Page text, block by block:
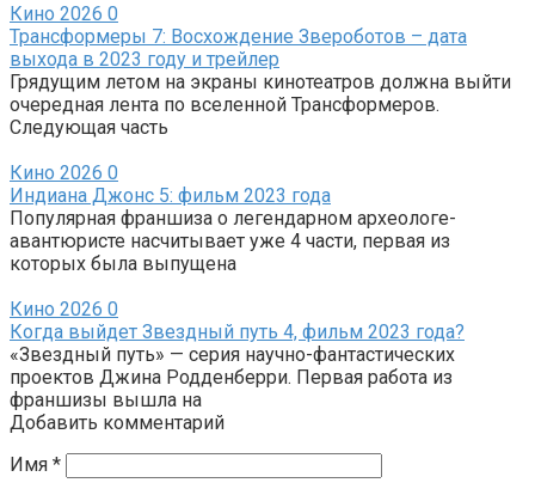
Кино 2026 0
Трансформеры 7: Восхождение Звероботов – дата
выхода в 2023 году и трейлер
Грядущим летом на экраны кинотеатров должна выйти
очередная лента по вселенной Трансформеров.
Следующая часть
Кино 2026 0
Индиана Джонс 5: фильм 2023 года
Популярная франшиза о легендарном археологе-
авантюристе насчитывает уже 4 части, первая из
которых была выпущена
Кино 2026 0
Когда выйдет Звездный путь 4, фильм 2023 года?
«Звездный путь» — серия научно-фантастических
проектов Джина Родденберри. Первая работа из
франшизы вышла на
Добавить комментарий
Имя *